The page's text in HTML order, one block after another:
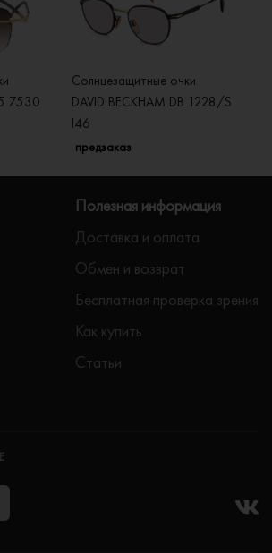
7530
Солнцезащитные очки
DAVID BECKHAM DB 1228/S
I46
предзаказ
Полезная информация
Доставка и оплата
Обмен и возврат
Бесплатная проверка зрения
Как купить
Статьи